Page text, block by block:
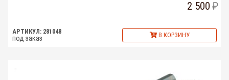
2 500
АРТИКУЛ: 281048
под заказ В КОРЗИНУ